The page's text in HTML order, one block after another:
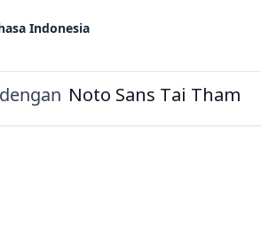
Indonesia
Noto Sans Tai Tham